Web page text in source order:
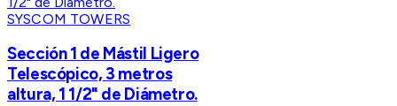
SYSCOM TOWERS
Sección 1 de Mástil Ligero
Telescópico, 3 metros
altura, 1 1/2" de Diámetro.